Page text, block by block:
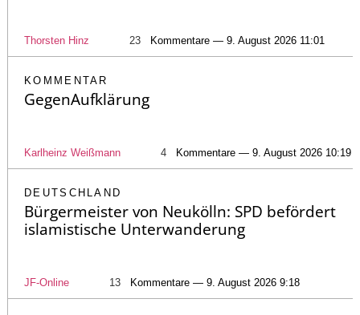
Thorsten Hinz 23 Kommentare — 9. August 2026 11:01
KOMMENTAR
GegenAufklärung
Karlheinz Weißmann 4 Kommentare — 9. August 2026 10:19
DEUTSCHLAND
Bürgermeister von Neukölln: SPD befördert
islamistische Unterwanderung
JF-Online 13 Kommentare — 9. August 2026 9:18